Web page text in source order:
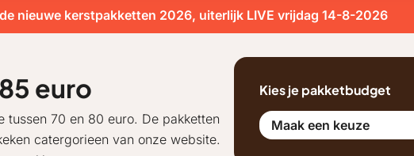
nieuwe kerstpakketten 2026, uiterlijk LIVE vrijdag 14-8-2026
euro
70 en 80 euro. De pakketten
catergorieen van onze website.
Kies je pakketbudget
Maak een keuze